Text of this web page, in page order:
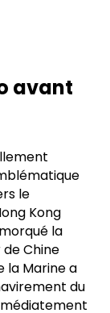
avant
le
Kong
la
Chine
la Marine a
du